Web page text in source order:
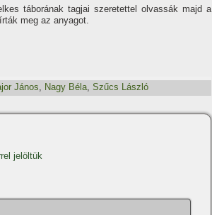
táborának tagjai szeretettel olvassák majd a
meg az anyagot.
János, Nagy Béla, Szűcs László
jelöltük